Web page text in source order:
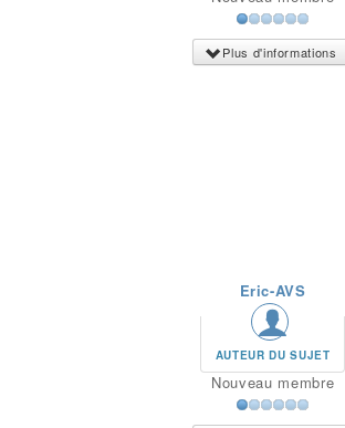
Plus d'informations
Eric-AVS
AUTEUR DU SUJET
Nouveau membre